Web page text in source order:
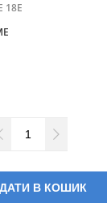
18E
В КОШИК